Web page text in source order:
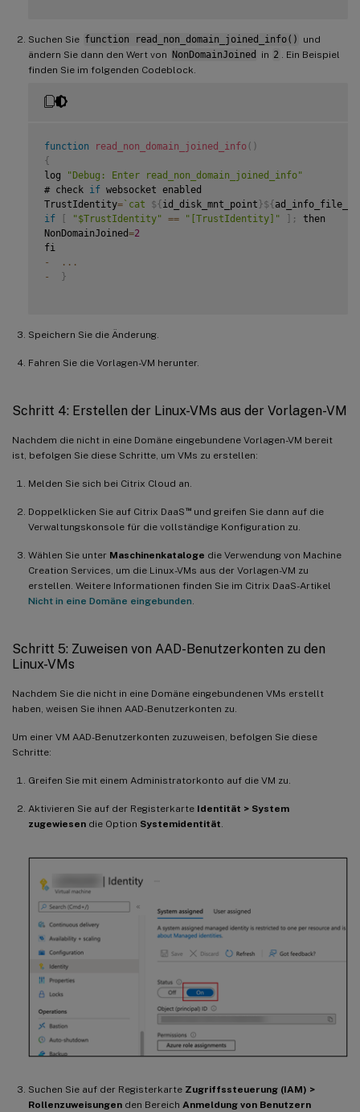
Suchen Sie function read_non_domain_joined_info()
und
ändern Sie dann den Wert von
NonDomainJoined in 2 . Ein Beispiel
finden Sie im folgenden Codeblock.
function read_non_domain_joined_info
)
{
log
"Debug: Enter read_non_domain_joined_info"
# check if websocket enabled
TrustIdentity= ` cat ${ id_disk_mnt_point }${
if
"$TrustIdentity" == "[TrustIdentity]" ;
then
NonDomainJoined=2
-
...
-
}
Speichern Sie die Änderung.
Fahren Sie die Vorlagen-VM herunter.
Schritt 4: Erstellen der Linux-VMs aus der Vorlagen-VM
Nachdem die nicht in eine Domäne eingebundene Vorlagen-VM bereit
ist, befolgen Sie diese Schritte, um VMs zu erstellen:
Melden Sie sich bei Citrix Cloud an.
Doppelklicken Sie auf Citrix DaaS ™und greifen Sie dann auf die
Verwaltungskonsole für die vollständige Konfiguration zu.
Wählen Sie unter Maschinenkataloge die Verwendung von Machine
Creation Services, um die Linux-VMs aus der Vorlagen-VM zu
erstellen. Weitere Informationen finden Sie im Citrix DaaS-Artikel
Nicht in eine Domäne eingebunden.
Schritt 5: Zuweisen von AAD-Benutzerkonten zu den
Linux-VMs
Nachdem Sie die nicht in eine Domäne eingebundenen VMs erstellt
haben, weisen Sie ihnen AAD-Benutzerkonten zu.
Um einer VM AAD-Benutzerkonten zuzuweisen, befolgen Sie diese
Schritte:
Greifen Sie mit einem Administratorkonto auf die VM zu.
Aktivieren Sie auf der Registerkarte Identität > System
zugewiesen die Option Systemidentität.
Suchen Sie auf der Registerkarte Zugriffssteuerung (IAM) >
Rollenzuweisungen den Bereich Anmeldung von Benutzern